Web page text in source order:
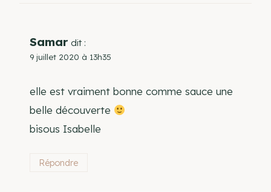
Samar dit :
9 juillet 2020 à 13h35
elle est vraiment bonne comme sauce une
belle découverte
bisous Isabelle
Répondre